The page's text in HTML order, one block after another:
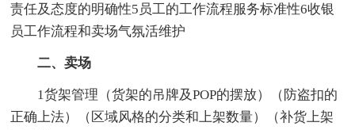
责任及态度的明确性5员工的工作流程服务标准性6收银
员工作流程和卖场气氛活维护
二、卖场
1货架管理（货架的吊牌及POP的摆放）（防盗扣的
正确上法）（区域风格的分类和上架数量）（补货上架